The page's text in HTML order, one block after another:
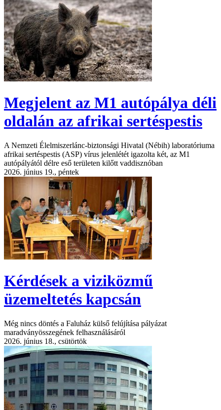
Megjelent az M1 autópálya déli
oldalán az afrikai sertéspestis
A Nemzeti Élelmiszerlánc-biztonsági Hivatal (Nébih) laboratóriuma
afrikai sertéspestis (ASP) vírus jelenlétét igazolta két, az M1
autópályától délre eső területen kilőtt vaddisznóban
2026. június 19., péntek
Kérdések a viziközmű
üzemeltetés kapcsán
Még nincs döntés a Faluház külső felújítása pályázat
maradványösszegének felhasználásáról
2026. június 18., csütörtök